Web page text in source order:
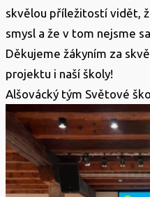
skvělou příležitostí vidět,
smysl a že v tom nejsme
Děkujeme žákyním za
projektu i naší školy!
Alšovácký tým Světové